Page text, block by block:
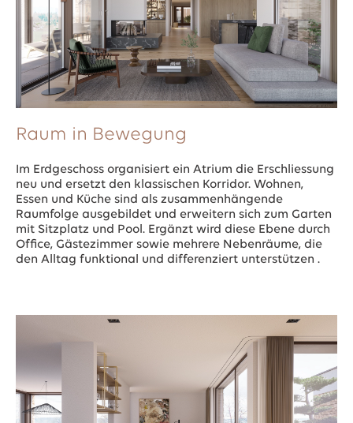
Raum in Bewegung
Im Erdgeschoss organisiert ein Atrium die Erschliessung
neu und ersetzt den klassischen Korridor. Wohnen,
Essen und Küche sind als zusammenhängende
Raumfolge ausgebildet und erweitern sich zum Garten
mit Sitzplatz und Pool. Ergänzt wird diese Ebene durch
Office, Gästezimmer sowie mehrere Nebenräume, die
den Alltag funktional und differenziert unterstützen .